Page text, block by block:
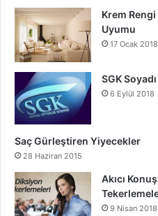
Krem Rengi
Uyumu
17 Ocak 2018
SGK
6 Eylül 2018
Saç Gürleştiren Yiyecekler
28 Haziran 2015
Akıcı
9 Nisan 2018